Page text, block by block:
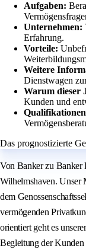
Aufgaben:
Unternehmen:
Erfahrung.
Vorteile:
Weitere
Dienstwagen
Warum dieser
Kunden und
Das prognostizierte
Von Banker zu Banker
Wilhelmshaven. Unser
dem
vermögenden
orientiert geht es
Begleitung der Kunden